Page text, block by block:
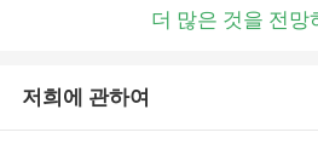
더 많은 것을 전망
저희에 관하여